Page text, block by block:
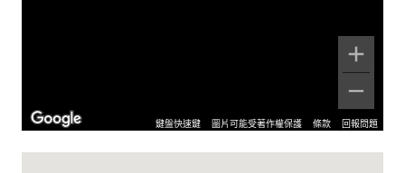
鍵盤快速鍵 圖片可能受著作權保護 條款 回報問題